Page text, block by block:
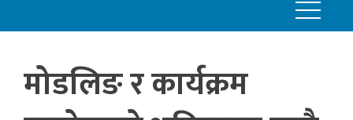
मोडलिङ र कार्यक्रम